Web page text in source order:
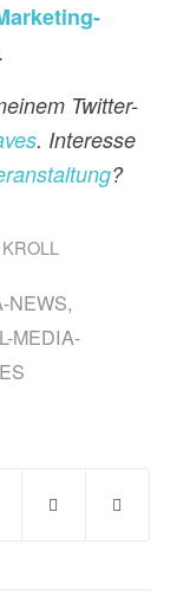
Twitter-
. Interesse
?
NEWS,
MEDIA-